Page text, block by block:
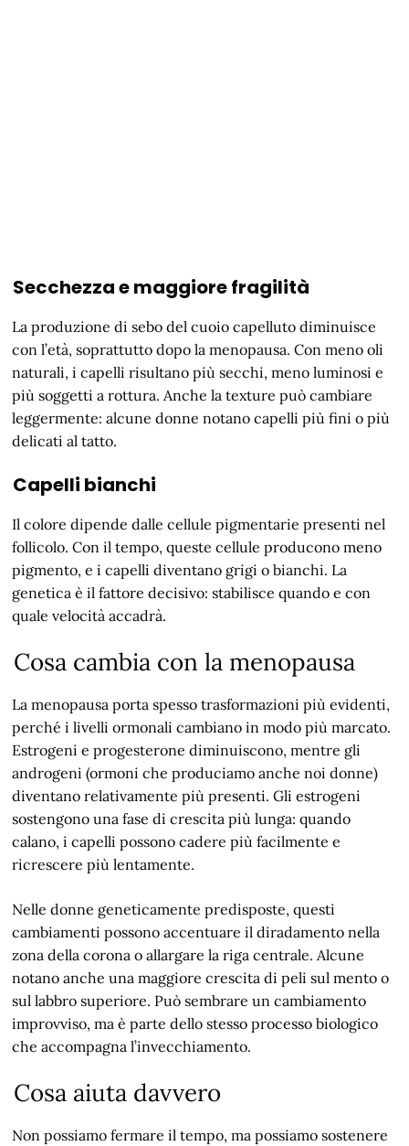
Secchezza e maggiore fragilità
La produzione di sebo del cuoio capelluto diminuisce
con l’età, soprattutto dopo la menopausa. Con meno oli
naturali, i capelli risultano più secchi, meno luminosi e
più soggetti a rottura. Anche la texture può cambiare
leggermente: alcune donne notano capelli più fini o più
delicati al tatto.
Capelli bianchi
Il colore dipende dalle cellule pigmentarie presenti nel
follicolo. Con il tempo, queste cellule producono meno
pigmento, e i capelli diventano grigi o bianchi. La
genetica è il fattore decisivo: stabilisce quando e con
quale velocità accadrà.
Cosa cambia con la menopausa
La menopausa porta spesso trasformazioni più evidenti,
perché i livelli ormonali cambiano in modo più marcato.
Estrogeni e progesterone diminuiscono, mentre gli
androgeni (ormoni che produciamo anche noi donne)
diventano relativamente più presenti. Gli estrogeni
sostengono una fase di crescita più lunga: quando
calano, i capelli possono cadere più facilmente e
ricrescere più lentamente.
Nelle donne geneticamente predisposte, questi
cambiamenti possono accentuare il diradamento nella
zona della corona o allargare la riga centrale. Alcune
notano anche una maggiore crescita di peli sul mento o
sul labbro superiore. Può sembrare un cambiamento
improvviso, ma è parte dello stesso processo biologico
che accompagna l’invecchiamento.
Cosa aiuta davvero
Non possiamo fermare il tempo, ma possiamo sostenere